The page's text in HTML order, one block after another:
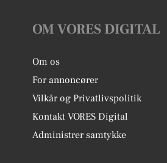
OM VORES DIGITAL
Om os
For annoncører
Vilkår og Privatlivspolitik
Kontakt VORES Digital
Administrer samtykke